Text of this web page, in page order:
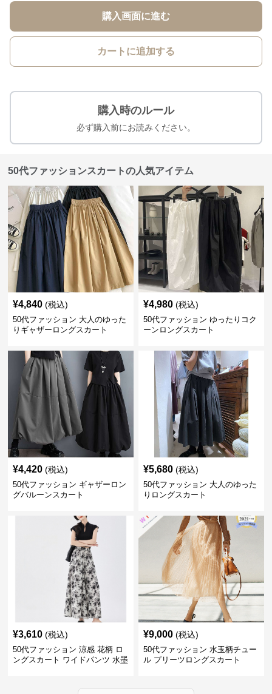
購入画面に進む
カートに追加する
購入時のルール
必ず購入前にお読みください。
50代ファッションスカートの人気アイテム
¥4,840 (税込)
50代ファッション 大人のゆった
りギャザーロングスカート
¥4,980 (税込)
50代ファッション ゆったりコク
ーンロングスカート
¥4,420 (税込)
50代ファッション ギャザーロン
グバルーンスカート
¥5,680 (税込)
50代ファッション 大人のゆった
りロングスカート
¥3,610 (税込)
50代ファッション 涼感 花柄 ロ
ングスカート ワイドパンツ 水墨
¥9,000 (税込)
50代ファッション 水玉柄チュー
ル プリーツロングスカート